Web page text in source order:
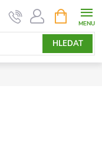
HLEDAT
NÁKUPNÍ
KOŠÍK